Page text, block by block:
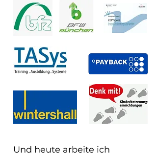
Und heute arbeite ich